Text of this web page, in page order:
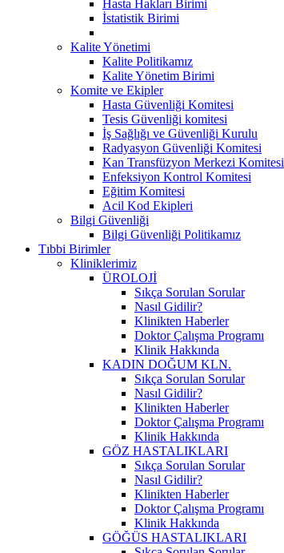
Hasta Hakları Birimi
İstatistik Birimi
Kalite Yönetimi
Kalite Politikamız
Kalite Yönetim Birimi
Komite ve Ekipler
Hasta Güvenliği Komitesi
Tesis Güvenliği komitesi
İş Sağlığı ve Güvenliği Kurulu
Radyasyon Güvenliği Komitesi
Kan Transfüzyon Merkezi Komitesi
Enfeksiyon Kontrol Komitesi
Eğitim Komitesi
Acil Kod Ekipleri
Bilgi Güvenliği
Bilgi Güvenliği Politikamız
Tıbbi Birimler
Kliniklerimiz
ÜROLOJİ
Sıkça Sorulan Sorular
Nasıl Gidilir?
Klinikten Haberler
Doktor Çalışma Programı
Klinik Hakkında
KADIN DOĞUM KLN.
Sıkça Sorulan Sorular
Nasıl Gidilir?
Klinikten Haberler
Doktor Çalışma Programı
Klinik Hakkında
GÖZ HASTALIKLARI
Sıkça Sorulan Sorular
Nasıl Gidilir?
Klinikten Haberler
Doktor Çalışma Programı
Klinik Hakkında
GÖĞÜS HASTALIKLARI